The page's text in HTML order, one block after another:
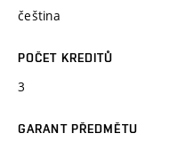
čeština
POČET KREDITŮ
3
GARANT PŘEDMĚTU